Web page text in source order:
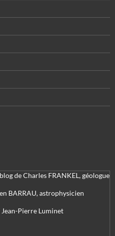
de Charles FRANKEL, géologue
BARRAU, astrophysicien
Jean-Pierre Luminet